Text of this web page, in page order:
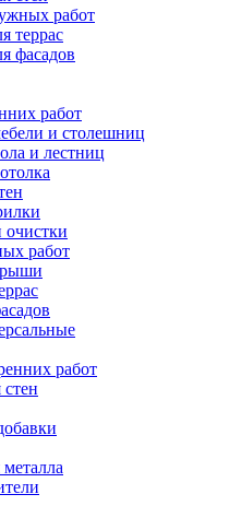
работ
террас
фасадов
работ
и столешниц
и лестниц
очистки
работ
работ